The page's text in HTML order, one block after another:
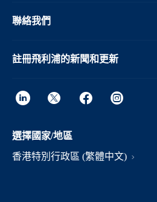
聯絡我們
註冊飛利浦的新聞和更新
選擇國家/地區
香港特別行政區 (繁體中文)